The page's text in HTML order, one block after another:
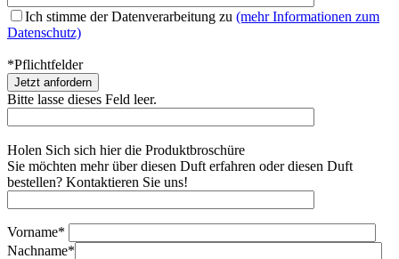
Ich stimme der Datenverarbeitung zu (mehr Informationen zum
Datenschutz)
*Pflichtfelder
Bitte lasse dieses Feld leer.
Holen Sich sich hier die Produktbroschüre
Sie möchten mehr über diesen Duft erfahren oder diesen Duft
bestellen? Kontaktieren Sie uns!
Vorname*
Nachname*